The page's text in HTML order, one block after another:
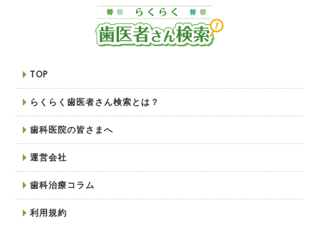
TOP
らくらく歯医者さん検索とは？
歯科医院の皆さまへ
運営会社
歯科治療コラム
利用規約